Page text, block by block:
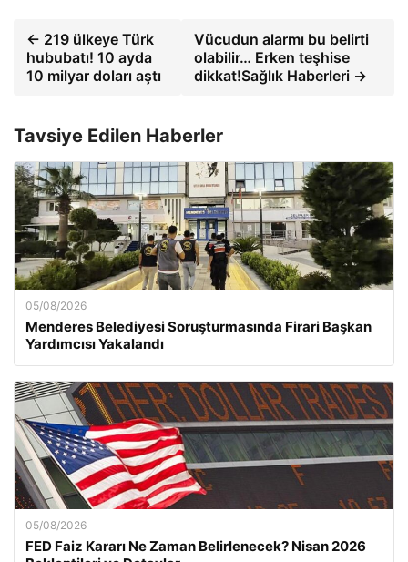
← 219 ülkeye Türk
hububatı! 10 ayda
10 milyar doları aştı
Vücudun alarmı bu belirti
olabilir… Erken teşhise
dikkat!Sağlık Haberleri →
Tavsiye Edilen Haberler
05/08/2026
Menderes Belediyesi Soruşturmasında Firari Başkan
Yardımcısı Yakalandı
05/08/2026
FED Faiz Kararı Ne Zaman Belirlenecek? Nisan 2026